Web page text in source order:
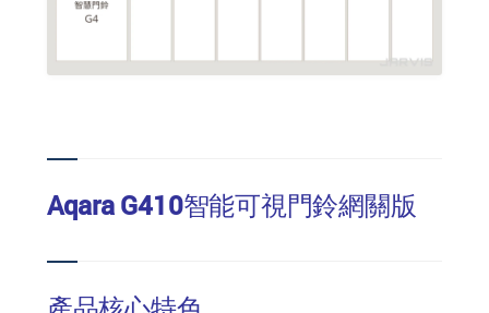
Aqara G410智能可視門鈴網關版